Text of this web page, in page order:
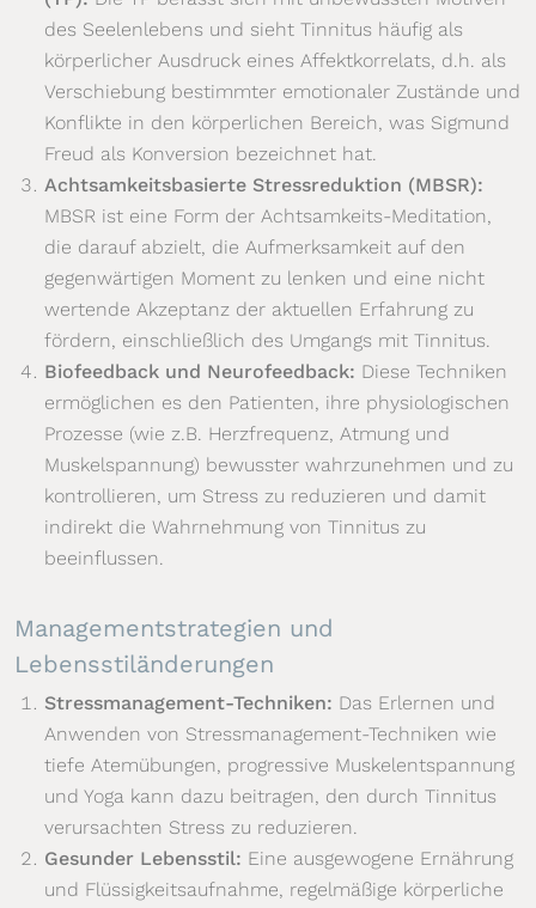
des Seelenlebens und sieht Tinnitus häufig als
körperlicher Ausdruck eines Affektkorrelats, d.h. als
Verschiebung bestimmter emotionaler Zustände und
Konflikte in den körperlichen Bereich, was Sigmund
Freud als Konversion bezeichnet hat.
Achtsamkeitsbasierte Stressreduktion (MBSR):
MBSR ist eine Form der Achtsamkeits-Meditation,
die darauf abzielt, die Aufmerksamkeit auf den
gegenwärtigen Moment zu lenken und eine nicht
wertende Akzeptanz der aktuellen Erfahrung zu
fördern, einschließlich des Umgangs mit Tinnitus.
Biofeedback und Neurofeedback: Diese Techniken
ermöglichen es den Patienten, ihre physiologischen
Prozesse (wie z.B. Herzfrequenz, Atmung und
Muskelspannung) bewusster wahrzunehmen und zu
kontrollieren, um Stress zu reduzieren und damit
indirekt die Wahrnehmung von Tinnitus zu
beeinflussen.
Managementstrategien und
Lebensstiländerungen
Stressmanagement-Techniken: Das Erlernen und
Anwenden von Stressmanagement-Techniken wie
tiefe Atemübungen, progressive Muskelentspannung
und Yoga kann dazu beitragen, den durch Tinnitus
verursachten Stress zu reduzieren.
Gesunder Lebensstil: Eine ausgewogene Ernährung
und Flüssigkeitsaufnahme, regelmäßige körperliche